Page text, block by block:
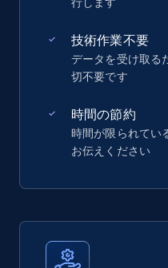
行します
技術作業不要
データを受け取る
切不要です
時間の節約
時間が限られてい
お伝えください